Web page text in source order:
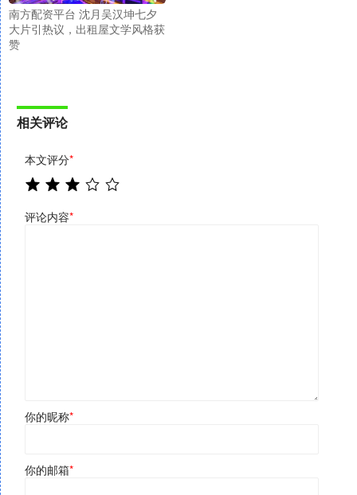
南方配资平台 沈月吴汉坤七夕
大片引热议，出租屋文学风格获
赞
相关评论
本文评分*
评论内容*
你的昵称*
你的邮箱*